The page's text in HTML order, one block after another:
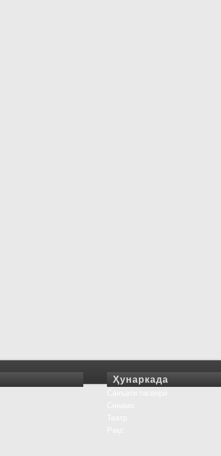
Ҳунаркада